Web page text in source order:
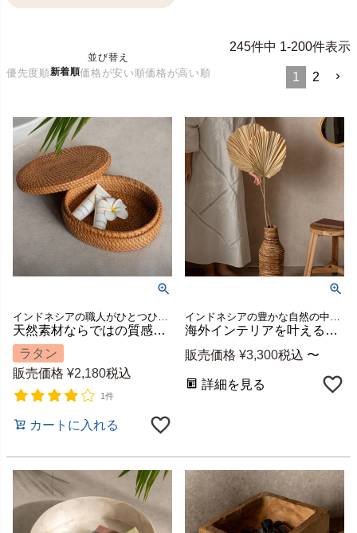
並び替え
優先度順新着順価格が安い順価格が高い順
245件中 1-200件表示
1 2
天然素材ならではの質感を楽しむラタン製オーバル型ふた付き小物入れ[12841]
ラタン
販売価格 ¥2,180税込
1件
カートに入れる
海外インテリアを叶える存在感。 扇状に広がる、ドライパームリーフ[1435]
販売価格 ¥3,300税込 〜
詳細を見る